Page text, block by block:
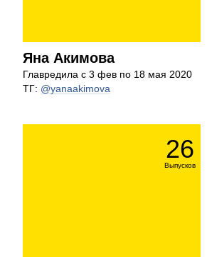
Яна Акимова
Главредила с 3 фев по 18 мая 2020
ТГ: @yanaakimova
26
Выпусков